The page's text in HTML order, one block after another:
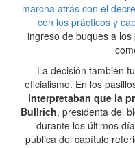
marcha atrás con el
con los prácticos y
ingreso de buques a
La decisión también
oficialismo. En los
interpretaban que la
Bullrich, presidenta del
durante los últimos
pública del capítulo